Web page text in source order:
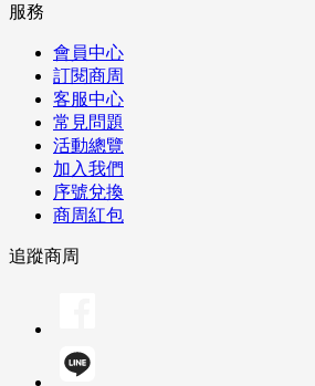
服務
會員中心
訂閱商周
客服中心
常見問題
活動總覽
加入我們
序號兌換
商周紅包
追蹤商周